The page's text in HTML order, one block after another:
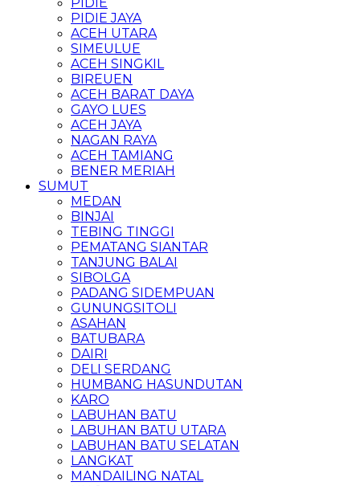
PIDIE JAYA
ACEH UTARA
SIMEULUE
ACEH SINGKIL
BIREUEN
ACEH BARAT DAYA
GAYO LUES
ACEH JAYA
NAGAN RAYA
ACEH TAMIANG
BENER MERIAH
SUMUT
MEDAN
BINJAI
TEBING TINGGI
PEMATANG SIANTAR
TANJUNG BALAI
SIBOLGA
PADANG SIDEMPUAN
GUNUNGSITOLI
ASAHAN
BATUBARA
DAIRI
DELI SERDANG
HUMBANG HASUNDUTAN
KARO
LABUHAN BATU
LABUHAN BATU UTARA
LABUHAN BATU SELATAN
LANGKAT
MANDAILING NATAL